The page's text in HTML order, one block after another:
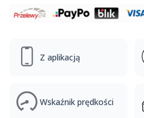
Z aplikacją
Wskaźnik prędkości